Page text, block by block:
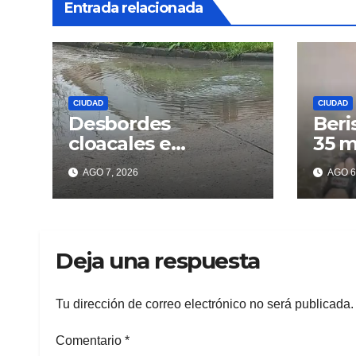
Entrada relacionada
CIUDAD
Desbordes
cloacales e
inmundicia en
Berisso: colapso de
la red en la calle 14
AGO 7, 2026
CIUDAD
35
losAGO
Deja una respuesta
Tu dirección de correo electrónico no será publicada.
Comentario *